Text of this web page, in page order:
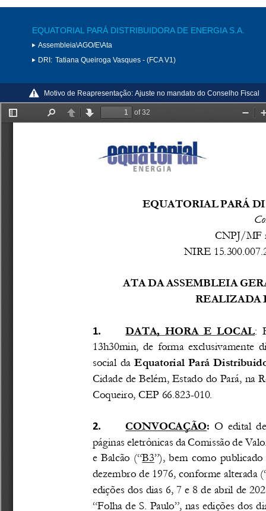
EQUATORIAL PARÁ DISTRIBUIDORA DE ENERGIA S.A.
Assembleia\AGO/E\Ata
DRI: Tatiana Queiroga Vasques - (FCA V1)
Motivo de Reapresentação: Ajuste no mandato do Conselho Fiscal